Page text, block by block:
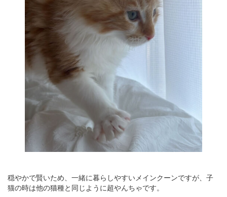
穏やかで賢いため、一緒に暮らしやすいメインクーンですが、子
猫の時は他の猫種と同じように超やんちゃです。